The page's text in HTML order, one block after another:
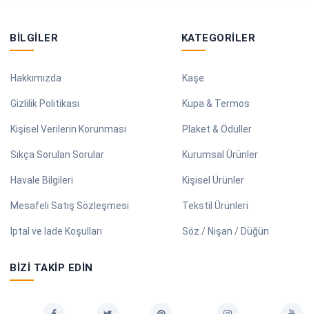
BILGILER
Hakkımızda
Gizlilik Politikası
Kişisel Verilerin Korunması
Sıkça Sorulan Sorular
Havale Bilgileri
Mesafeli Satış Sözleşmesi
İptal ve İade Koşulları
KATEGORILER
Kaşe
Kupa & Termos
Plaket & Ödüller
Kurumsal Ürünler
Kişisel Ürünler
Tekstil Ürünleri
Söz / Nişan / Düğün
BIZI TAKIP EDIN